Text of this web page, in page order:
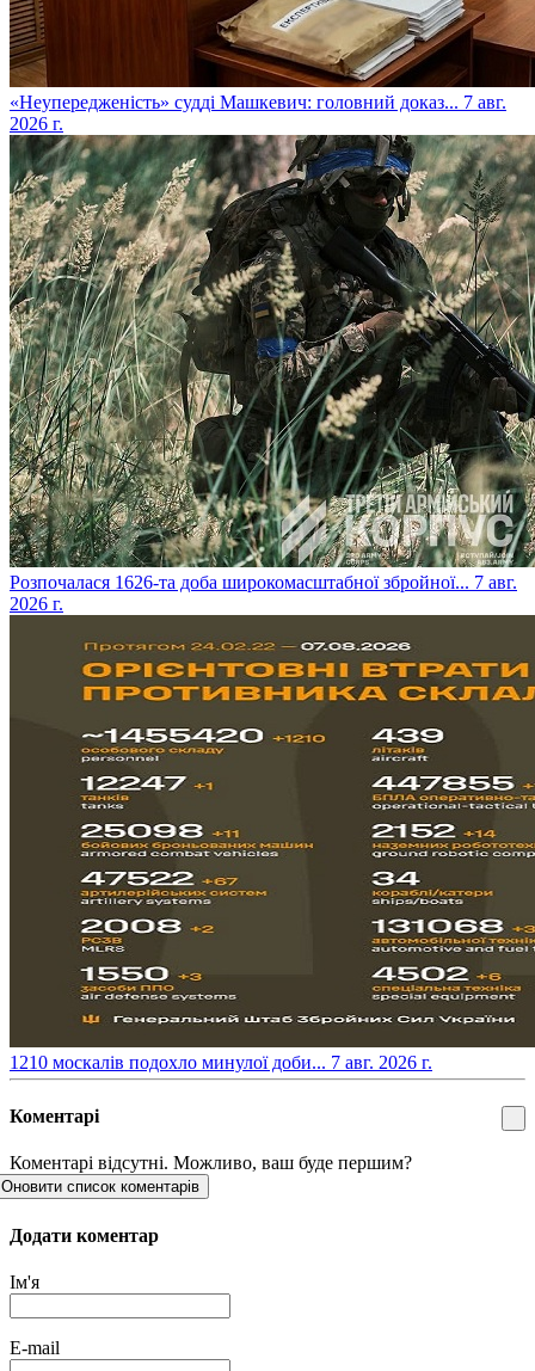
​«Неупередженість» судді Машкевич: головний доказ... 7 авг.
2026 г.
​Розпочалася 1626-та доба широкомасштабної збройної... 7 авг.
2026 г.
​1210 москалів подохло минулої доби... 7 авг. 2026 г.
Коментарі
Коментарі відсутні. Можливо, ваш буде першим?
Оновити список коментарів
Додати коментар
Ім'я
E-mail